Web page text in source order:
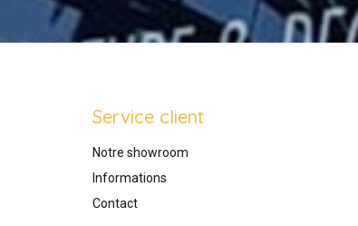
Service client
Notre showroom
Informations
Contact